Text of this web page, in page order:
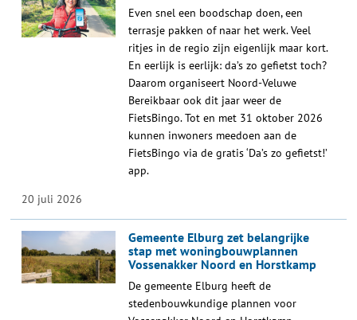
Even snel een boodschap doen, een
terrasje pakken of naar het werk. Veel
ritjes in de regio zijn eigenlijk maar kort.
En eerlijk is eerlijk: da’s zo gefietst toch?
Daarom organiseert Noord-Veluwe
Bereikbaar ook dit jaar weer de
FietsBingo. Tot en met 31 oktober 2026
kunnen inwoners meedoen aan de
FietsBingo via de gratis ‘Da’s zo gefietst!’
app.
20 juli 2026
Gemeente Elburg zet belangrijke
stap met woningbouwplannen
Vossenakker Noord en Horstkamp
De gemeente Elburg heeft de
stedenbouwkundige plannen voor